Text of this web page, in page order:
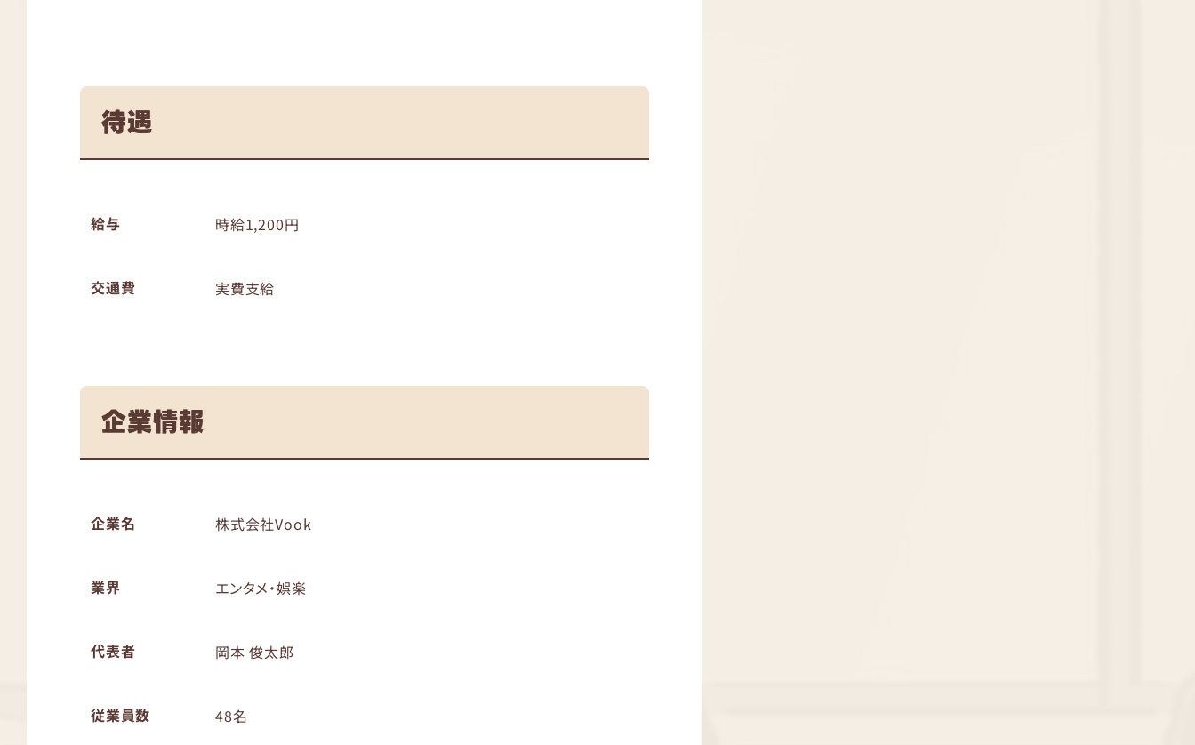
待遇
給与 時給1,200円
交通費 実費支給
企業情報
企業名 株式会社Vook
業界 エンタメ・娯楽
代表者 岡本 俊太郎
従業員数 48名